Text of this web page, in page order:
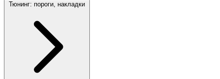
Тюнинг: пороги, накладки